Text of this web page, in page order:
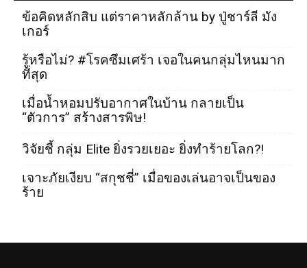
ข้อคิดหลักสิบ แต่ราคาหลักล้าน by ปู่ชาร์ลี มัง
เกอร์
รู้หรือไม่? #โรคซึมเศร้า เจอในคนกลุ่มไหนมาก
ที่สุด
เมื่อน้ำหอมปรับอากาศในบ้าน กลายเป็น
“ตัวการ” สร้างสารพิษ!
วิจัยชี้ กลุ่ม Elite ยิ่งรวยเยอะ ยิ่งทำร้ายโลก?!
เจาะภัยเงียบ “สกุชชี่” เมื่อของเล่นอาจเป็นของ
ร้าย